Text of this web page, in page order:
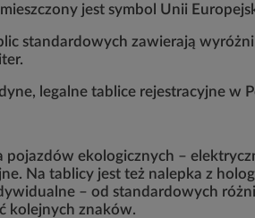
jest symbol Unii
standardowych zawierają
legalne tablice rejestracyjne w
pojazdów ekologicznych –
Na tablicy jest też nalepka z
– od standardowych
kolejnych znaków.